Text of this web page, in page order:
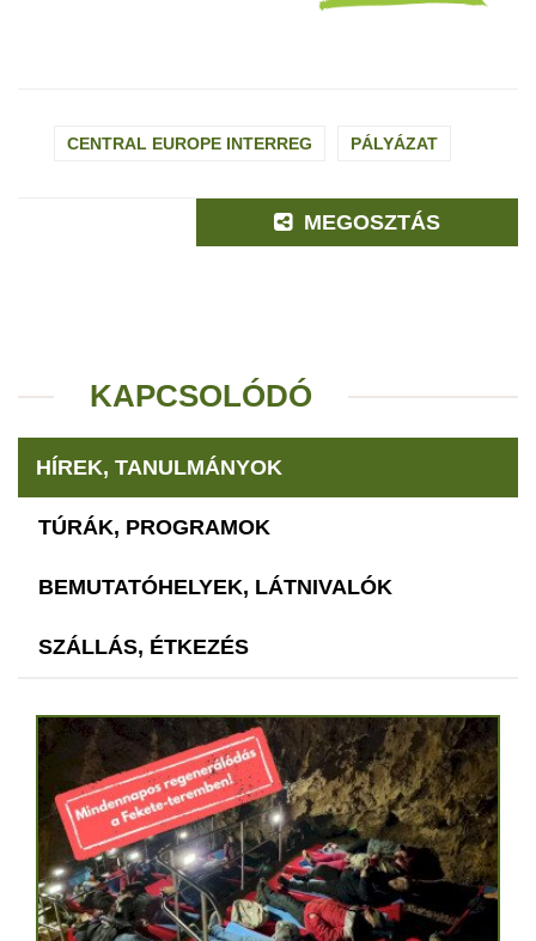
CENTRAL EUROPE INTERREG PÁLYÁZAT
MEGOSZTÁS
KAPCSOLÓDÓ
HÍREK, TANULMÁNYOK
TÚRÁK, PROGRAMOK
BEMUTATÓHELYEK, LÁTNIVALÓK
SZÁLLÁS, ÉTKEZÉS